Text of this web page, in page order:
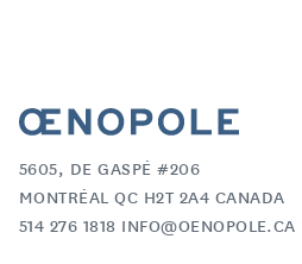
CONTACT
LISTE DE PRIX RESTAURANTS
5605, DE GASPÉ #206
MONTRÉAL QC H2T 2A4 CANADA
514 276 1818 INFO@OENOPOLE.CA